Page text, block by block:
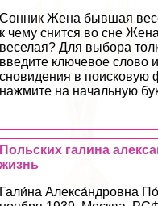
Сонник Жена бывшая
к чему снится во сне
веселая? Для выбора
введите ключевое слово
сновидения в поисковую
нажмите на начальную
Польских галина
жизнь
Гали́на Алекса́ндровна